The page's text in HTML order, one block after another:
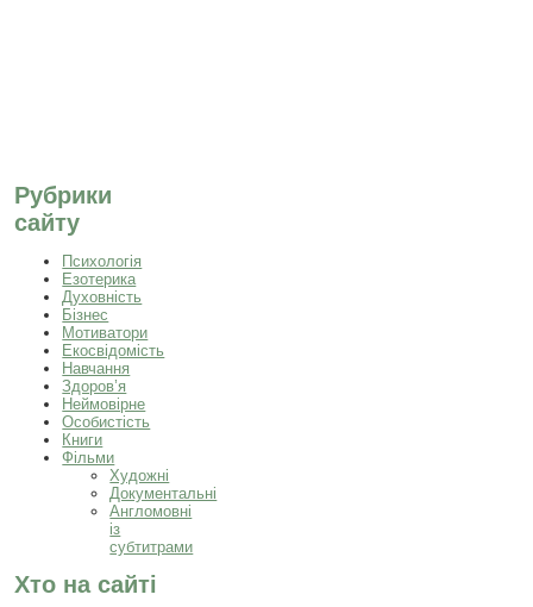
Рубрики
сайту
Психологія
Езотерика
Духовність
Бізнес
Мотиватори
Екосвідомість
Навчання
Здоров’я
Неймовірне
Особистість
Книги
Фільми
Художні
Документальні
Англомовні
із
субтитрами
Хто на сайті